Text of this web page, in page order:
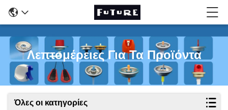
Λεπτομέρειες Για Τα Προϊόντα
Όλες οι κατηγορίες